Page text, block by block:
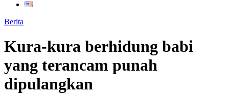
Berita
Kura-kura berhidung babi
yang terancam punah
dipulangkan